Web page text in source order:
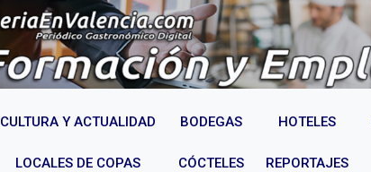
CULTURA Y ACTUALIDAD BODEGAS HOTELES
LOCALES DE COPAS CÓCTELES REPORTAJES